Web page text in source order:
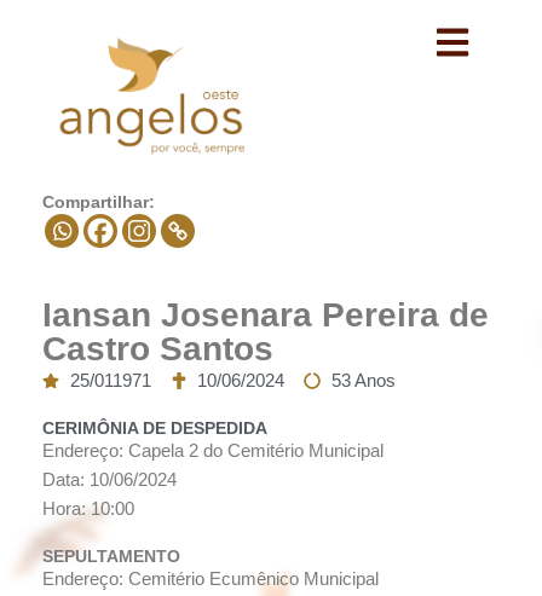
Compartilhar:
Iansan Josenara Pereira de
Castro Santos
25/011971 10/06/2024 53 Anos
CERIMÔNIA DE DESPEDIDA
Endereço: Capela 2 do Cemitério Municipal
Data: 10/06/2024
Hora: 10:00
SEPULTAMENTO
Endereço: Cemitério Ecumênico Municipal